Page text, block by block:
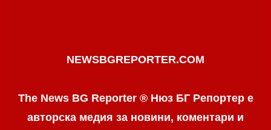
NEWSBGREPORTER.COM
The News BG Reporter ® Нюз БГ Репортер е
авторска медия за новини, коментари и